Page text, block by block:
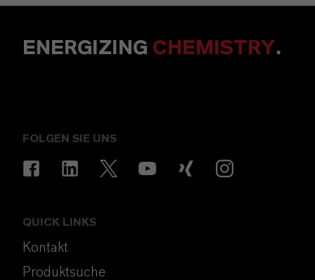
ENERGIZING CHEMISTRY.
FOLGEN SIE UNS
QUICK LINKS
Kontakt
Produktsuche